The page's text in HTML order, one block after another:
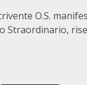
O.S.
Straordinario,